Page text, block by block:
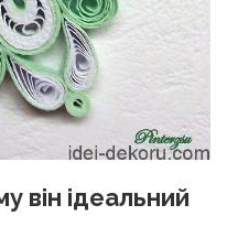
він ідеальний